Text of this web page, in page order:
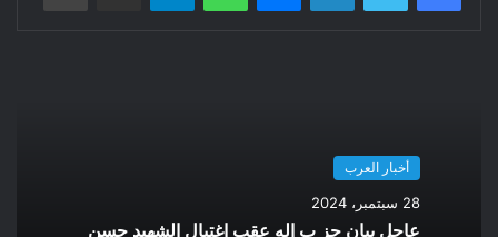
أخبار العرب
28 سبتمبر، 2024
عاجل بيان حز ب اله عقب اغتيال الشهيد حسن